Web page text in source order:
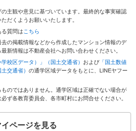
主観や意見に基づいています。最終的な事実確認
だくようお願いいたします。
質問はこちら
の掲載情報などから作成したマンション情報のデ
新情報は不動産会社へお問い合わせください。
校区データ）」（国土交通省） および 「国土数値
交通省） の通学区域データをもとに、LINEヤフー
のではありません。通学区域は正確でない場合が
ず各教育委員会、各市町村にお問合せください。
ページを見る